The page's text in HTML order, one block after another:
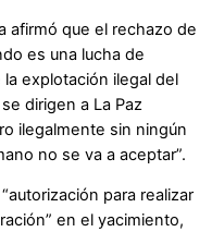
afirmó que el rechazo de
es una lucha de
explotación ilegal del
dirigen a La Paz
ilegalmente sin ningún
no se va a aceptar”.
para realizar
en el yacimiento,